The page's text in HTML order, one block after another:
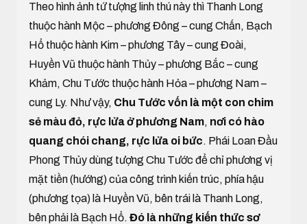
Theo hình ảnh tứ tượng linh thú này thì Thanh Long
thuộc hành Mộc – phương Đông – cung Chấn, Bạch
Hổ thuộc hành Kim – phương Tây – cung Đoài,
Huyền Vũ thuộc hành Thủy – phương Bắc – cung
Khảm, Chu Tước thuộc hành Hỏa – phương Nam –
cung Ly. Như vậy, Chu Tước vốn là một con chim
sẻ màu đỏ, rực lửa ở phương Nam, nơi có hào
quang chói chang, rực lửa oi bức. Phái Loan Đầu
Phong Thủy dùng tượng Chu Tước để chỉ phương vị
mặt tiền (hướng) của công trình kiến trúc, phía hậu
(phương tọa) là Huyền Vũ, bên trái là Thanh Long,
bên phải là Bạch Hổ. Đó là những kiến thức sơ